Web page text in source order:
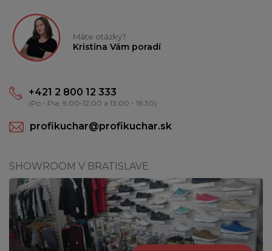
Máte otázky?
Kristína Vám poradí
+421 2 800 12 333
(Po - Pia: 9:00-12:00 a 13:00 - 16:30)
profikuchar@profikuchar.sk
SHOWROOM V BRATISLAVE